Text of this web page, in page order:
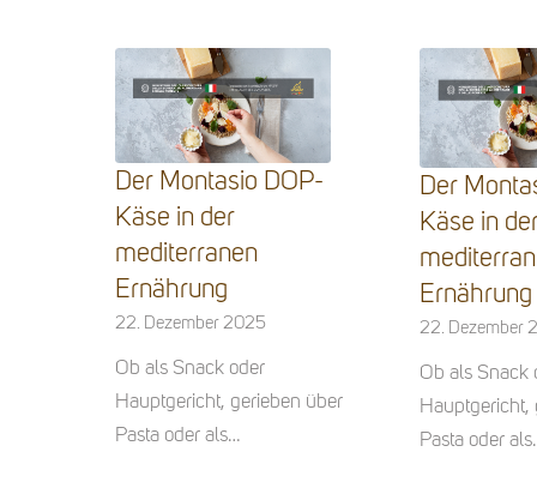
Der Montasio DOP-
Käse in der
mediterranen
Ernährung
22. Dezember 2025
Ob als Snack oder
Hauptgericht, gerieben über
Pasta oder als…
Der
Käse in
Ernährung
22. Dezember
Ob als Snack
Hauptgericht,
Pasta oder